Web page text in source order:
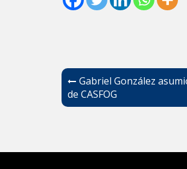
Navegación
de
Gabriel González
de CASFOG